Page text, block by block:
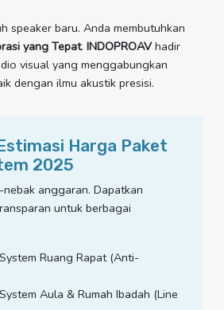
speaker baru. Anda membutuhkan
yang Tepat. INDOPROAVhadir
visual yang menggabungkan
dengan ilmu akustik presisi.
Harga Paket
2025
nebak anggaran. Dapatkan
untuk berbagai
Ruang Rapat (Anti-
Aula & Rumah Ibadah (Line